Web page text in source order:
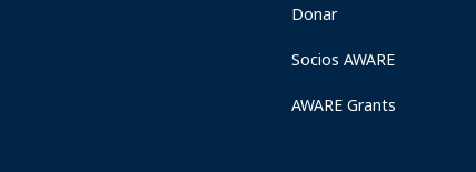
Donar
Socios AWARE
AWARE Grants